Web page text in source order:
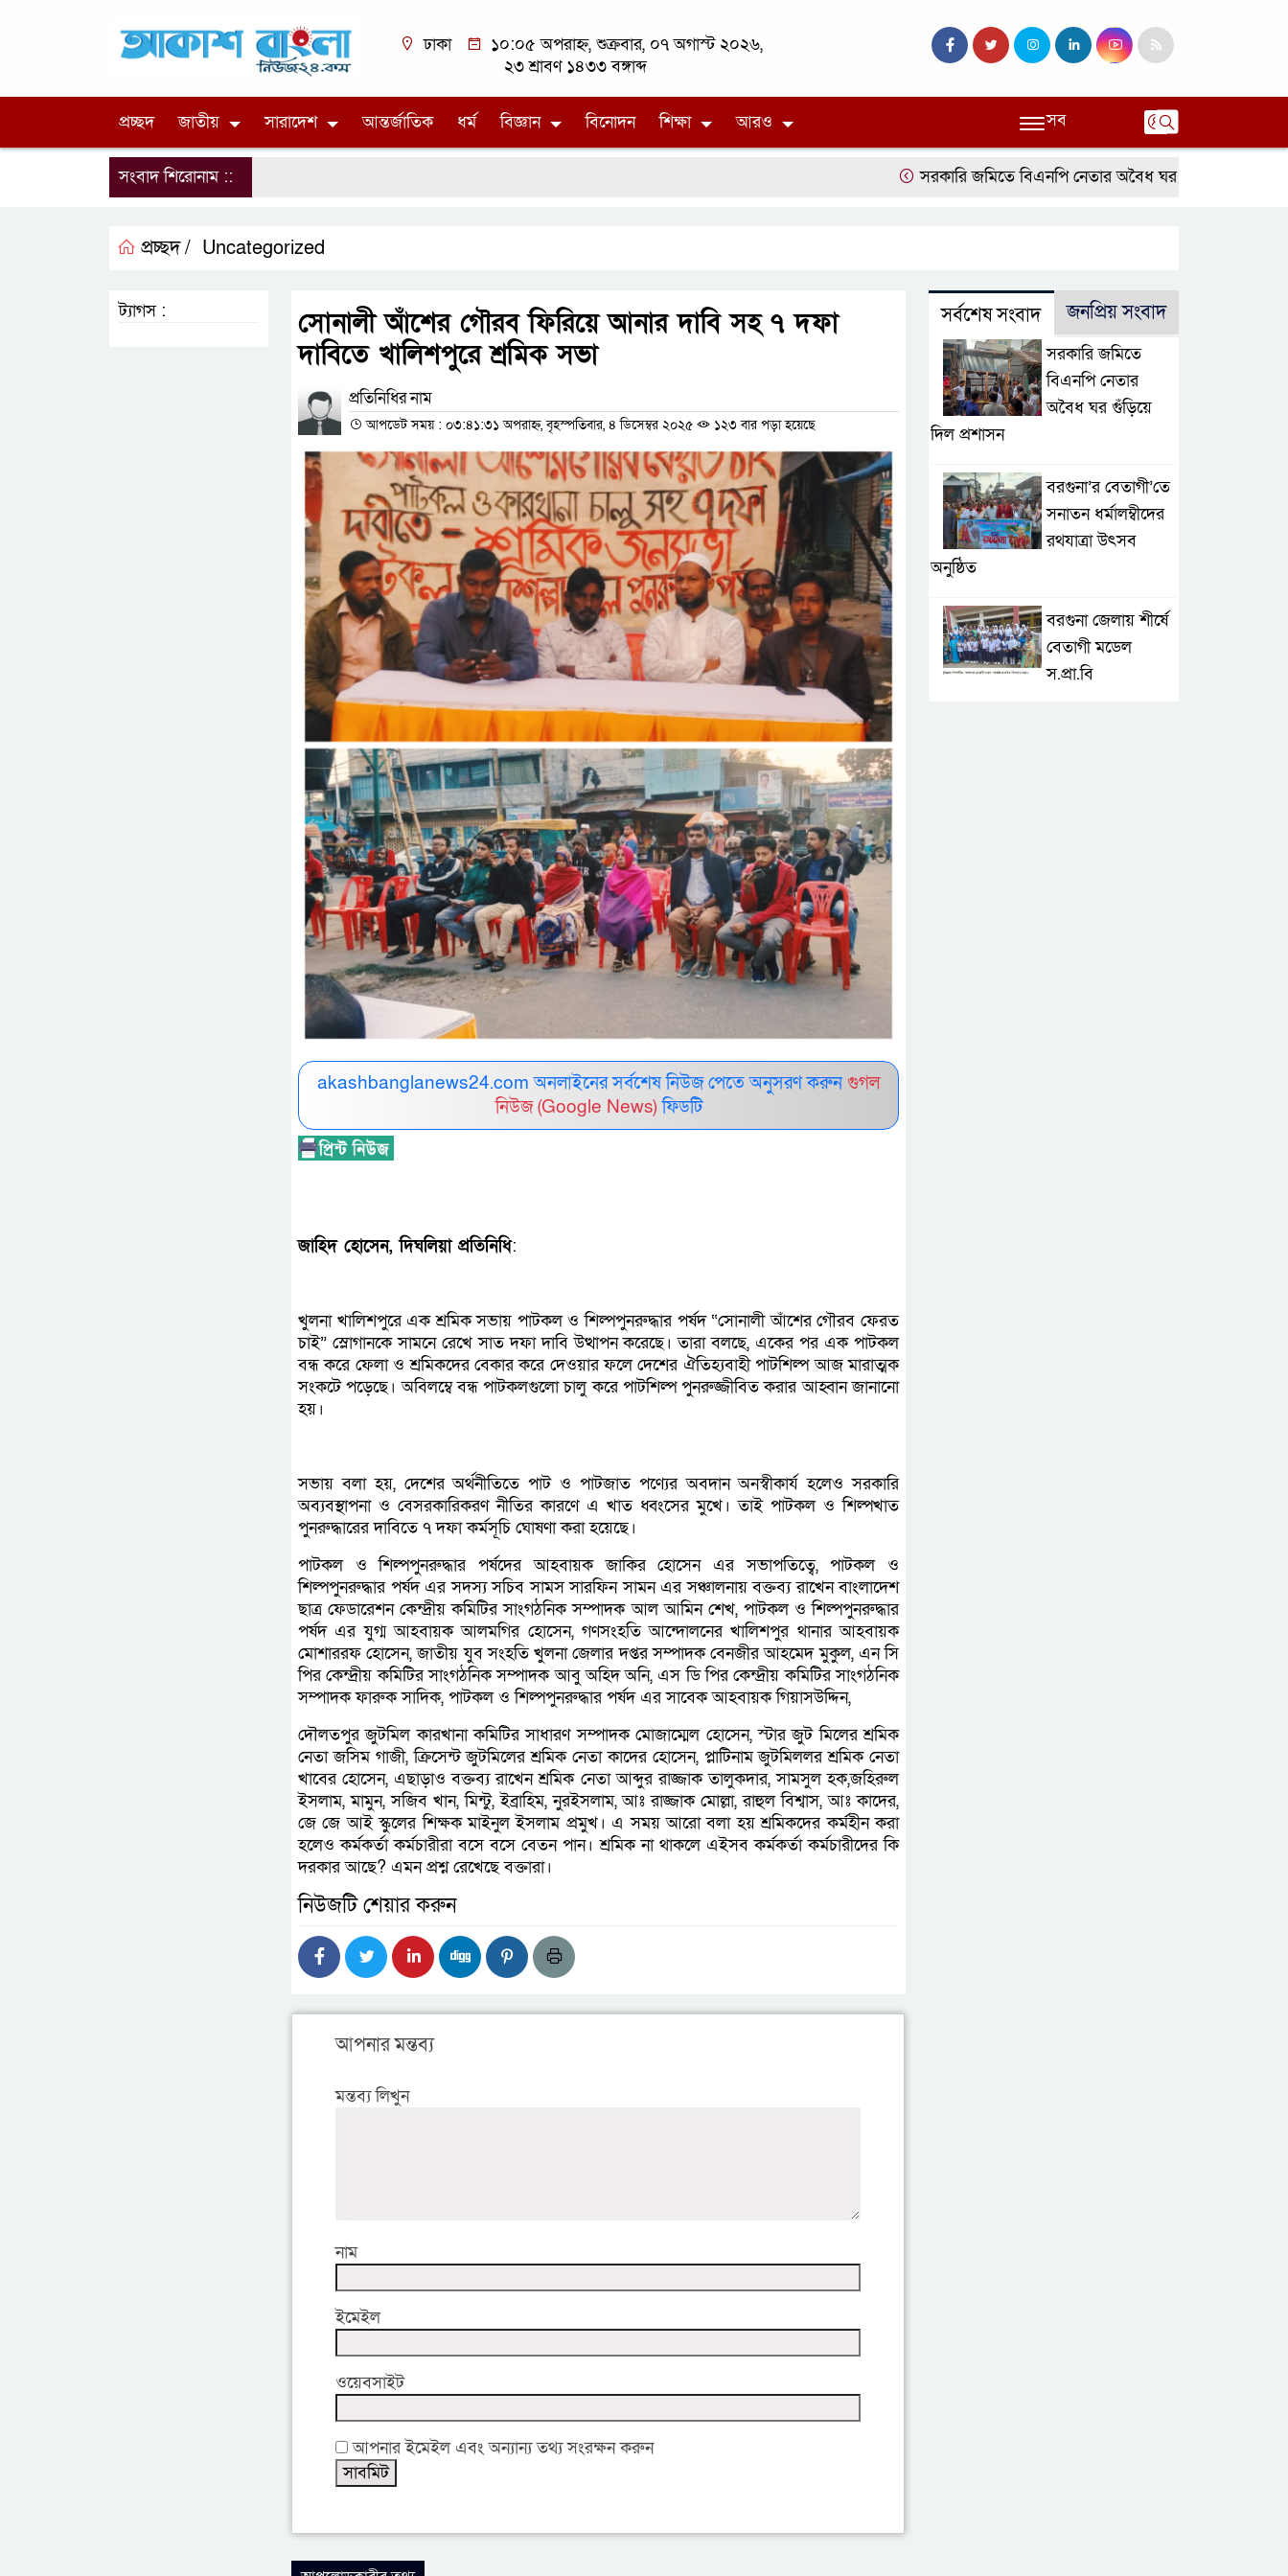
ঢাকা
১০:০৫ অপরাহ্ন, শুক্রবার, ০৭ অগাস্ট ২০২৬,
২৩ শ্রাবণ ১৪৩৩ বঙ্গাব্দ
প্রচ্ছদ জাতীয় সারাদেশ আন্তর্জাতিক ধর্ম বিজ্ঞান বিনোদন শিক্ষা আরও সব
সংবাদ শিরোনাম :: সরকারি জমিতে বিএনপি নেতার অবৈধ ঘর গুঁড়িয়ে দিল প্রশাসন
প্রচ্ছদ / Uncategorized
সোনালী আঁশের গৌরব ফিরিয়ে আনার দাবি সহ ৭ দফা
দাবিতে খালিশপুরে শ্রমিক সভা
প্রতিনিধির নাম
আপডেট সময় : ০৩:৪১:৩১ অপরাহ্ন, বৃহস্পতিবার, ৪ ডিসেম্বর ২০২৫ ১২৩ বার পড়া হয়েছে
akashbanglanews24.com অনলাইনের সর্বশেষ নিউজ পেতে অনুসরণ করুনগুগল
নিউজ (Google News) ফিডটি
জাহিদ হোসেন, দিঘলিয়া প্রতিনিধি:
খুলনা খালিশপুরে এক শ্রমিক সভায় পাটকল ও শিল্পপুনরুদ্ধার পর্ষদ “সোনালী আঁশের গৌরব ফেরত
চাই” স্লোগানকে সামনে রেখে সাত দফা দাবি উত্থাপন করেছে। তারা বলছে, একের পর এক পাটকল
বন্ধ করে ফেলা ও শ্রমিকদের বেকার করে দেওয়ার ফলে দেশের ঐতিহ্যবাহী পাটশিল্প আজ মারাত্মক
সংকটে পড়েছে। অবিলম্বে বন্ধ পাটকলগুলো চালু করে পাটশিল্প পুনরুজ্জীবিত করার আহ্বান জানানো
হয়।
সভায় বলা হয়, দেশের অর্থনীতিতে পাট ও পাটজাত পণ্যের অবদান অনস্বীকার্য হলেও সরকারি
অব্যবস্থাপনা ও বেসরকারিকরণ নীতির কারণে এ খাত ধ্বংসের মুখে। তাই পাটকল ও শিল্পখাত
পুনরুদ্ধারের দাবিতে ৭ দফা কর্মসূচি ঘোষণা করা হয়েছে।
পাটকল ও শিল্পপুনরুদ্ধার পর্ষদের আহবায়ক জাকির হোসেন এর সভাপতিত্বে, পাটকল ও
শিল্পপুনরুদ্ধার পর্ষদ এর সদস্য সচিব সামস সারফিন সামন এর সঞ্চালনায় বক্তব্য রাখেন বাংলাদেশ
ছাত্র ফেডারেশন কেন্দ্রীয় কমিটির সাংগঠনিক সম্পাদক আল আমিন শেখ, পাটকল ও শিল্পপুনরুদ্ধার
পর্ষদ এর যুগ্ম আহবায়ক আলমগির হোসেন, গণসংহতি আন্দোলনের খালিশপুর থানার আহবায়ক
মোশাররফ হোসেন, জাতীয় যুব সংহতি খুলনা জেলার দপ্তর সম্পাদক বেনজীর আহমেদ মুকুল, এন সি
পির কেন্দ্রীয় কমিটির সাংগঠনিক সম্পাদক আবু অহিদ অনি, এস ডি পির কেন্দ্রীয় কমিটির সাংগঠনিক
সম্পাদক ফারুক সাদিক, পাটকল ও শিল্পপুনরুদ্ধার পর্ষদ এর সাবেক আহবায়ক গিয়াসউদ্দিন,
দৌলতপুর জুটমিল কারখানা কমিটির সাধারণ সম্পাদক মোজাম্মেল হোসেন, স্টার জুট মিলের শ্রমিক
নেতা জসিম গাজী, ক্রিসেন্ট জুটমিলের শ্রমিক নেতা কাদের হোসেন, প্লাটিনাম জুটমিললর শ্রমিক নেতা
খাবের হোসেন, এছাড়াও বক্তব্য রাখেন শ্রমিক নেতা আব্দুর রাজ্জাক তালুকদার, সামসুল হক,জহিরুল
ইসলাম, মামুন, সজিব খান, মিন্টু, ইব্রাহিম, নুরইসলাম, আঃ রাজ্জাক মোল্লা, রাহুল বিশ্বাস, আঃ কাদের,
জে জে আই স্কুলের শিক্ষক মাইনুল ইসলাম প্রমুখ। এ সময় আরো বলা হয় শ্রমিকদের কর্মহীন করা
হলেও কর্মকর্তা কর্মচারীরা বসে বসে বেতন পান। শ্রমিক না থাকলে এইসব কর্মকর্তা কর্মচারীদের কি
দরকার আছে? এমন প্রশ্ন রেখেছে বক্তারা।
নিউজটি শেয়ার করুন
আপনার মন্তব্য
মন্তব্য লিখুন
নাম
ইমেইল
ওয়েবসাইট
আপনার ইমেইল এবং অন্যান্য তথ্য সংরক্ষন করুন
ট্যাগস : সর্বশেষ সংবাদ জনপ্রিয় সংবাদ
সরকারি জমিতে
বিএনপি নেতার
অবৈধ ঘর গুঁড়িয়ে
দিল প্রশাসন
বরগুনা’র বেতাগী’তে
সনাতন ধর্মালম্বীদের
রথযাত্রা উৎসব
অনুষ্ঠিত
বরগুনা জেলায় শীর্ষে
বেতাগী মডেল
স.প্রা.বি